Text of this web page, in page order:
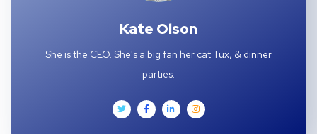
Kate Olson
She is the CEO. She's a big fan her cat Tux, & dinner
parties.